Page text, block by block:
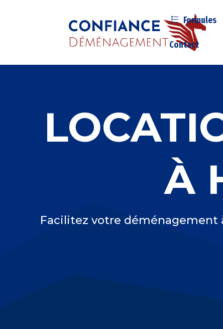
Formules
Contact
À
Facilitez votre déménagement